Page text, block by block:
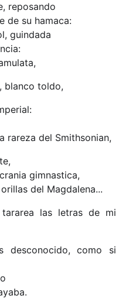
reposando
de su hamaca:
guindada
blanco toldo,
rareza del Smithsonian,
gimnastica,
del Magdalena...
tararea las letras de mi
como si